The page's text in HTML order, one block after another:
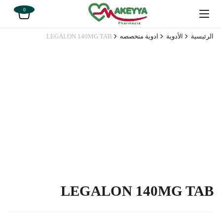
0
الرئيسية الأدوية ادوية متخصصه LEGALON 140MG TAB
LEGALON 140MG TAB